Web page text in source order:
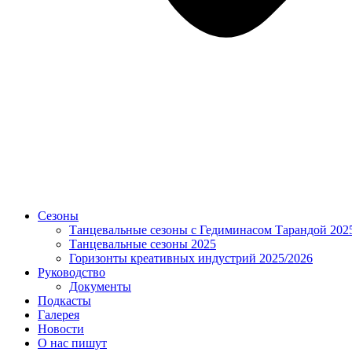
Сезоны
Танцевальные сезоны с Гедиминасом Тарандой
Танцевальные сезоны 2025
Горизонты креативных индустрий 2025/2026
Руководство
Документы
Подкасты
Галерея
Новости
О нас пишут